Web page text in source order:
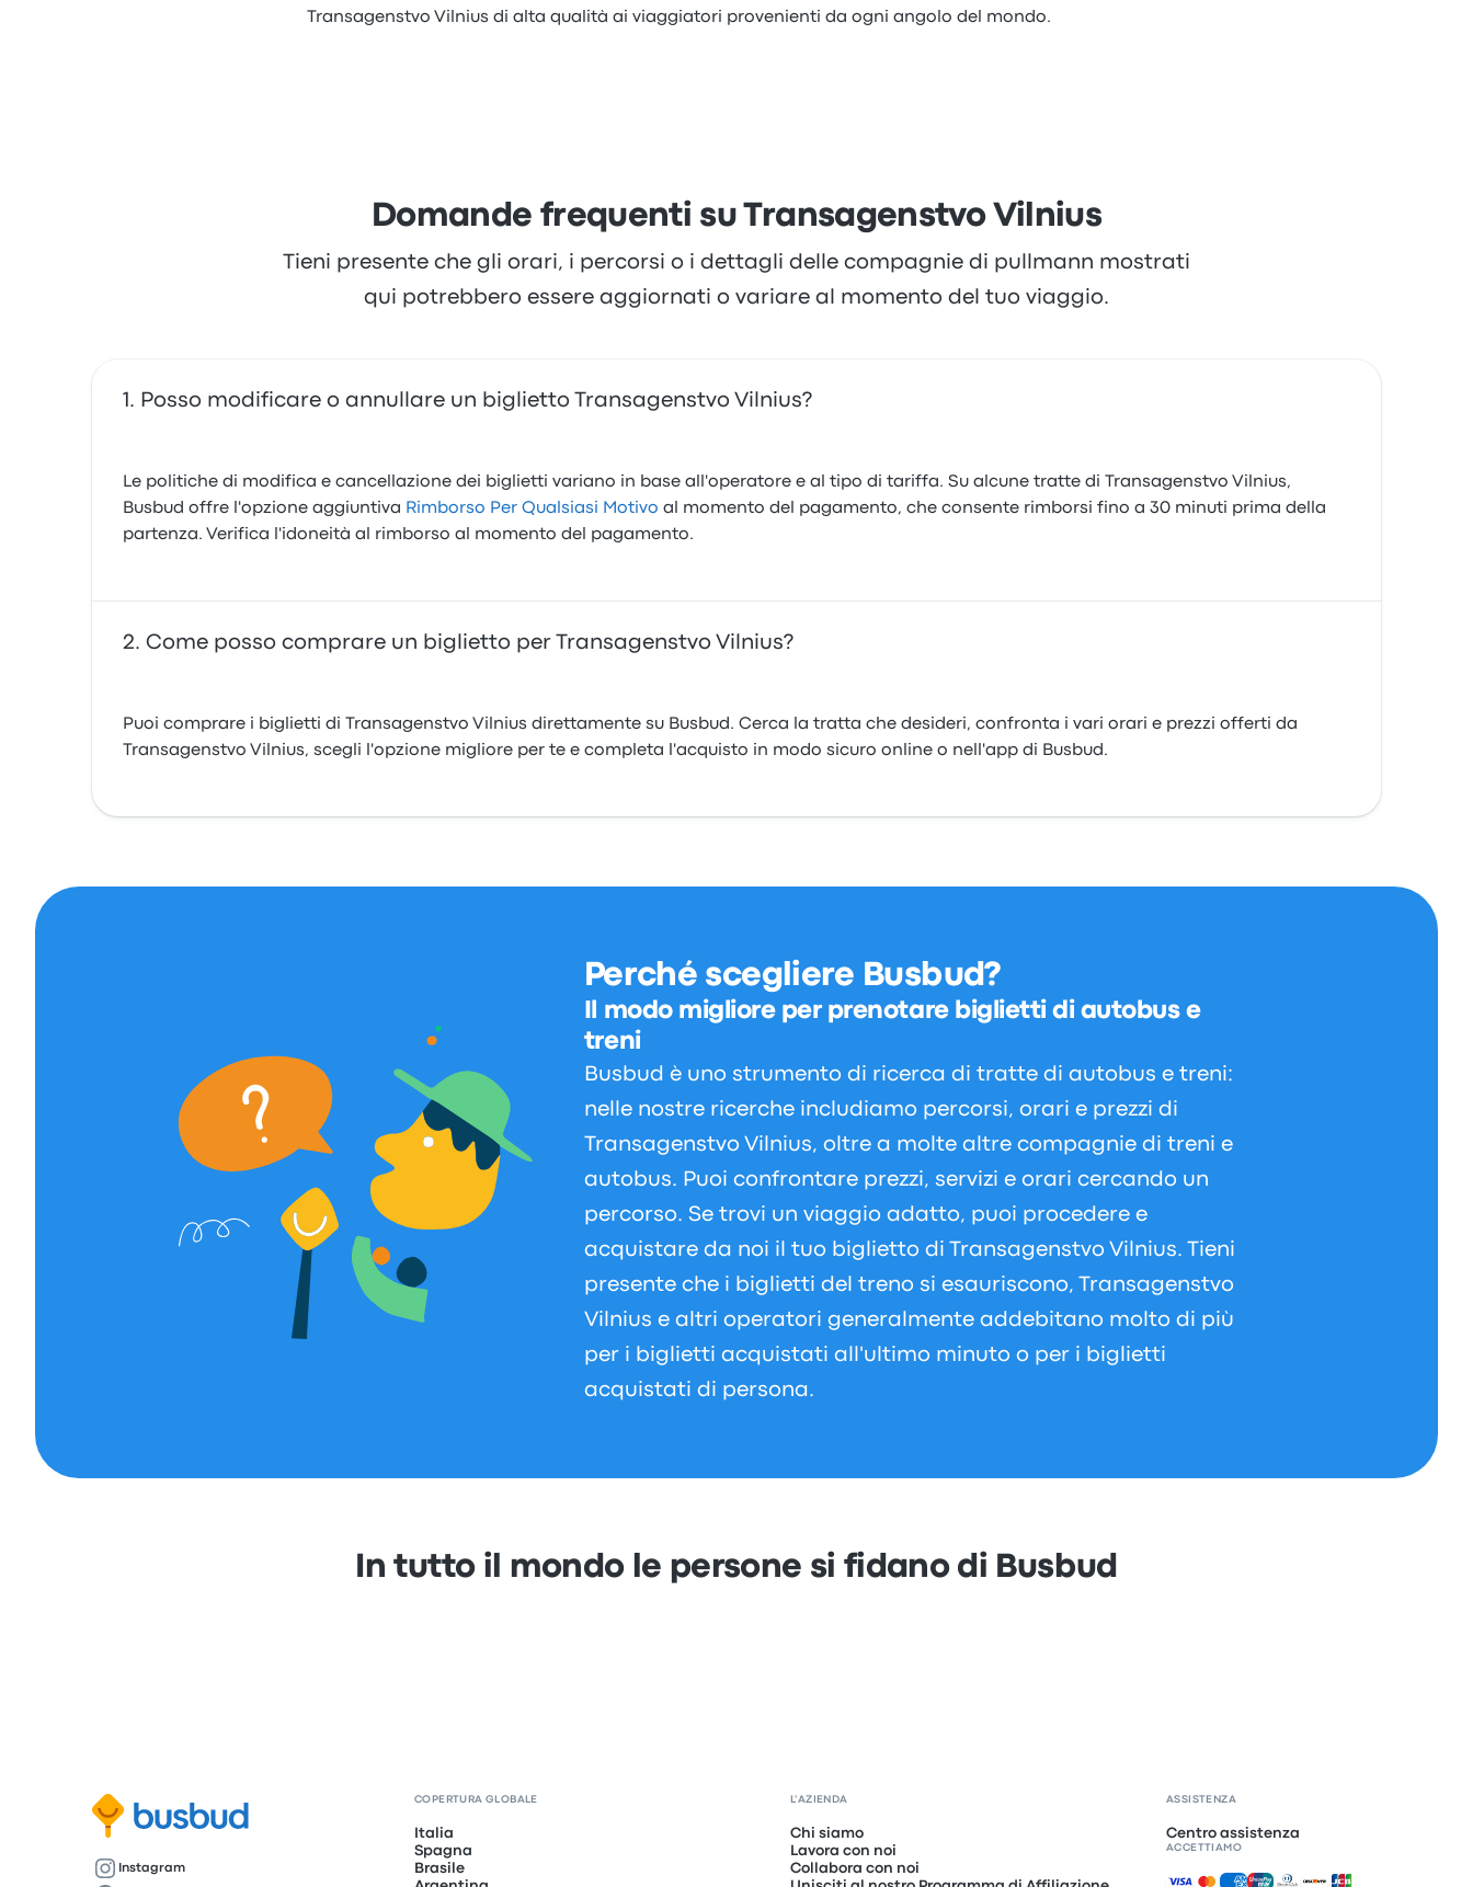
Transagenstvo Vilnius di alta qualità ai viaggiatori provenienti da ogni angolo del mondo.
Domande frequenti su Transagenstvo Vilnius
Tieni presente che gli orari, i percorsi o i dettagli delle compagnie di pullmann mostrati
qui potrebbero essere aggiornati o variare al momento del tuo viaggio.
Posso modificare o annullare un biglietto Transagenstvo Vilnius?
Le politiche di modifica e cancellazione dei biglietti variano in base all'operatore e al tipo di tariffa. Su alcune tratte di Transagenstvo Vilnius,
Busbud offre l'opzione aggiuntiva Rimborso Per Qualsiasi Motivo al momento del pagamento, che consente rimborsi fino a 30 minuti prima della
partenza. Verifica l'idoneità al rimborso al momento del pagamento.
Come posso comprare un biglietto per Transagenstvo Vilnius?
Puoi comprare i biglietti di Transagenstvo Vilnius direttamente su Busbud. Cerca la tratta che desideri, confronta i vari orari e prezzi offerti da
Transagenstvo Vilnius, scegli l'opzione migliore per te e completa l'acquisto in modo sicuro online o nell'app di Busbud.
Perché scegliere Busbud?
Il modo migliore per prenotare biglietti di autobus e
treni
Busbud è uno strumento di ricerca di tratte di autobus e treni:
nelle nostre ricerche includiamo percorsi, orari e prezzi di
Transagenstvo Vilnius, oltre a molte altre compagnie di treni e
autobus. Puoi confrontare prezzi, servizi e orari cercando un
percorso. Se trovi un viaggio adatto, puoi procedere e
acquistare da noi il tuo biglietto di Transagenstvo Vilnius. Tieni
presente che i biglietti del treno si esauriscono, Transagenstvo
Vilnius e altri operatori generalmente addebitano molto di più
per i biglietti acquistati all'ultimo minuto o per i biglietti
acquistati di persona.
In tutto il mondo le persone si fidano di Busbud
Instagram
COPERTURA GLOBALE
Italia
Spagna
Brasile
L'AZIENDA
Chi siamo
Lavora con noi
Collabora con noi
ASSISTENZA
Centro assistenza
ACCETTIAMO
Pagamenti accettati